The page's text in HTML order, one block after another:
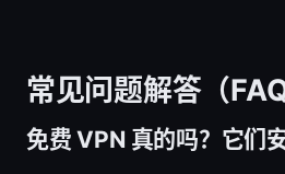
常见问题解答（FAQ
免费 VPN 真的吗？它们